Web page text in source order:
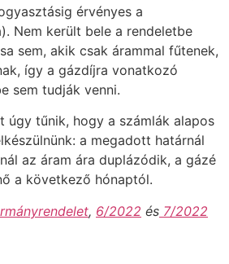
érvényes a
Nem került bele a rendeletbe
sem, akik csak árammal fűtenek,
így a gázdíjra vonatkozó
sem tudják venni.
úgy tűnik, hogy a számlák alapos
a megadott határnál
az áram ára duplázódik, a gázé
a következő hónaptól.
, 6/2022 és 7/2022